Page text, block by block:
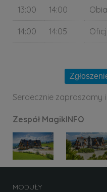
13:00 14:00
14:00 14:05
Serdecznie zapraszamy
Zespół MagikINFO
MODUŁY